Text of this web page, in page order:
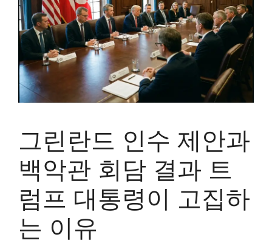
그린란드 인수 제안과
백악관 회담 결과 트
럼프 대통령이 고집하
는 이유